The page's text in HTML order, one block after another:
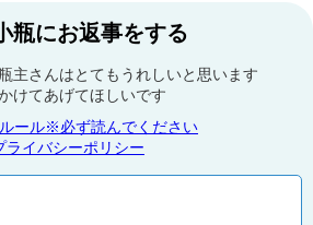
瓶にお返事をする
主さんはとてもうれしいと思います
けてあげてほしいです
ール※必ず読んでください
ライバシーポリシー